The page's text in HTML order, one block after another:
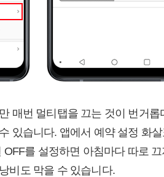
매번 멀티탭을 끄는 것이 번거
있습니다. 앱에서 예약 설정 화
를 설정하면 아침마다 따로
비도 막을 수 있습니다.